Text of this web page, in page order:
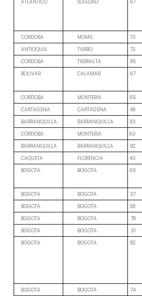
ATLANTICO
SOLEDAD 67
CORDOBA
MOMIL 70
ANTIOQUIA
TURBO 72
CORDOBA
TIERRALTA 85
BOLIVAR
CALAMAR 67
CORDOBA
MONTERIA 65
CARTAGENA
CARTAGENA 49
BARRANQUILLA
BARRANQUILLA 83
CORDOBA
MONTERIA 60
BARRANQUILLA
BARRANQUILLA 82
CAQUETA
FLORENCIA 40
BOGOTA
BOGOTA 65
BOGOTA
BOGOTA 37
BOGOTA
BOGOTA 59
BOGOTA
BOGOTA 78
BOGOTA
BOGOTA 61
BOGOTA
BOGOTA 82
BOGOTA
BOGOTA 74